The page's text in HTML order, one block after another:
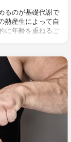
るのが基礎代謝で
熱産生によって自
に年齢を重ねるご
、果物だけ、サラ
が減少しやすくな
すくなることも原
たタンパク質がエ
代謝が低下してし
め、タンパク代謝